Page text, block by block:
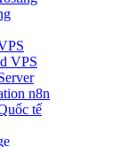
VPS
n8n
tế